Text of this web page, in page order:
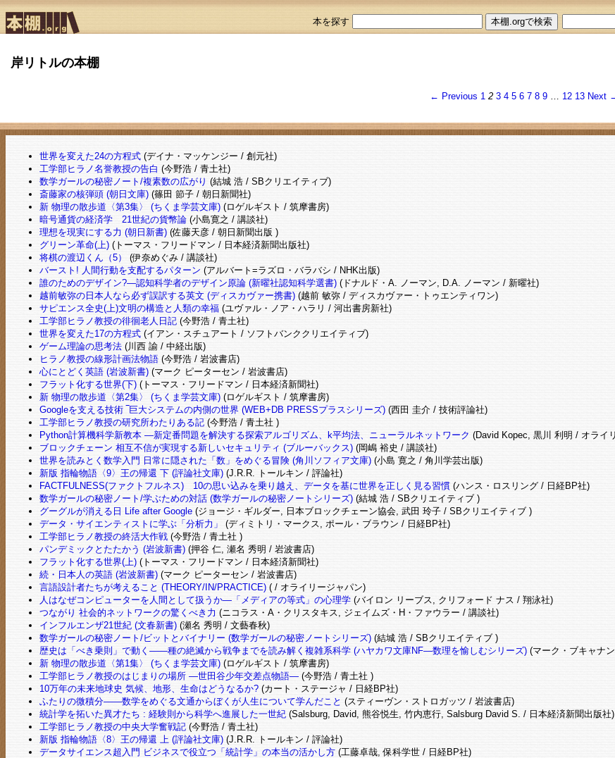
本を探す
岸リトルの本棚
← Previous 1 2 3 4 5 6 7 8 9 12 13 Next
世界を変えた24の方程式(デイナ・マッケンジー / 創元社)
工学部ヒラノ名誉教授の告白 (今野浩 / 青土社)
数学ガールの秘密ノート/複素数の広がり (結城 浩 / SBクリエイティブ)
斎藤家の核弾頭 (朝日文庫)(篠田 節子 / 朝日新聞社)
新 物理の散歩道〈第3集〉 (ちくま学芸文庫)(ロゲルギスト / 筑摩書房)
暗号通貨の経済学 21世紀の貨幣論(小島寛之 / 講談社)
理想を現実にする力 (朝日新書)(佐藤天彦 / 朝日新聞出版 )
グリーン革命(上)(トーマス・フリードマン / 日本経済新聞出版社)
将棋の渡辺くん（5）
(伊奈めぐみ / 講談社)
バースト! 人間行動を支配するパターン (アルバート=ラズロ・バラバシ / NHK出版)
誰のためのデザイン?―認知科学者のデザイン原論 (新曜社認知科学選書)(ドナルド・A. ノーマン, D.A. ノーマン / 新曜社)
越前敏弥の日本人なら必ず誤訳する英文 (ディスカヴァー携書)(越前 敏弥 / ディスカヴァー・トゥエンティワン)
サピエンス全史(上)文明の構造と人類の幸福(ユヴァル・ノア・ハラリ / 河出書房新社)
工学部ヒラノ教授の徘徊老人日記(今野浩 / 青土社)
世界を変えた17の方程式(イアン・スチュアート / ソフトバンククリエイティブ)
ゲーム理論の思考法(川西 諭 / 中経出版)
ヒラノ教授の線形計画法物語(今野浩 / 岩波書店)
心にとどく英語 (岩波新書)(マーク ピーターセン / 岩波書店)
フラット化する世界(下)(トーマス・フリードマン / 日本経済新聞社)
新 物理の散歩道〈第2集〉 (ちくま学芸文庫)(ロゲルギスト / 筑摩書房)
Googleを支える技術 ‾巨大システムの内側の世界 (WEB+DB PRESSプラスシリーズ)(西田 圭介 / 技術評論社)
工学部ヒラノ教授の研究所わたりある記(今野浩 / 青土社 )
Python計算機科学新教本 ―新定番問題を解決する探索アルゴリズム、k平均法、ニューラルネットワーク (David Kopec, 黒川 利明 / オライ
ブロックチェーン 相互不信が実現する新しいセキュリティ (ブルーバックス)(岡嶋 裕史 / 講談社)
世界を読みとく数学入門 日常に隠された「数」をめぐる冒険 (角川ソフィア文庫)(小島 寛之 / 角川学芸出版)
新版 指輪物語〈9〉王の帰還 下 (評論社文庫)(J.R.R. トールキン / 評論社)
FACTFULNESS(ファクトフルネス) 10の思い込みを乗り越え、データを基に世界を正しく見る習慣(ハンス・ロスリング / 日経BP社)
数学ガールの秘密ノート/学ぶための対話 (数学ガールの秘密ノートシリーズ)(結城 浩 / SBクリエイティブ )
グーグルが消える日 Life after Google(ジョージ・ギルダー, 日本ブロックチェーン協会, 武田 玲子 / SBクリエイティブ )
データ・サイエンティストに学ぶ「分析力」
(ディミトリ・マークス, ポール・ブラウン / 日経BP社)
工学部ヒラノ教授の終活大作戦(今野浩 / 青土社 )
パンデミックとたたかう (岩波新書)(押谷 仁, 瀬名 秀明 / 岩波書店)
フラット化する世界(上)(トーマス・フリードマン / 日本経済新聞社)
続・日本人の英語 (岩波新書)(マーク ピーターセン / 岩波書店)
言語設計者たちが考えること (THEORY/IN/PRACTICE)( / オライリージャパン)
人はなぜコンピューターを人間として扱うか―「メディアの等式」の心理学(バイロン リーブス, クリフォード ナス / 翔泳社)
つながり 社会的ネットワークの驚くべき力 (ニコラス・A・クリスタキス, ジェイムズ・H・ファウラー / 講談社)
インフルエンザ21世紀 (文春新書)(瀬名 秀明 / 文藝春秋)
数学ガールの秘密ノート/ビットとバイナリー (数学ガールの秘密ノートシリーズ)(結城 浩 / SBクリエイティブ )
歴史は「べき乗則」で動く――種の絶滅から戦争までを読み解く複雑系科学 (ハヤカワ文庫NF―数理を愉しむシリーズ)(マーク・ブキャナ
新 物理の散歩道〈第1集〉 (ちくま学芸文庫)(ロゲルギスト / 筑摩書房)
工学部ヒラノ教授のはじまりの場所 ―世田谷少年交差点物語―(今野浩 / 青土社 )
10万年の未来地球史 気候、地形、生命はどうなるか?(カート・ステージャ / 日経BP社)
ふたりの微積分――数学をめぐる文通からぼくが人生について学んだこと (スティーヴン・ストロガッツ / 岩波書店)
統計学を拓いた異才たち : 経験則から科学へ進展した一世紀(Salsburg, David, 熊谷悦生, 竹内恵行, Salsburg David S. / 日本経済新聞出版社)
工学部ヒラノ教授の中央大学奮戦記(今野浩 / 青土社)
新版 指輪物語〈8〉王の帰還 上 (評論社文庫)(J.R.R. トールキン / 評論社)
データサイエンス超入門 ビジネスで役立つ「統計学」の本当の活かし方(工藤卓哉, 保科学世 / 日経BP社)